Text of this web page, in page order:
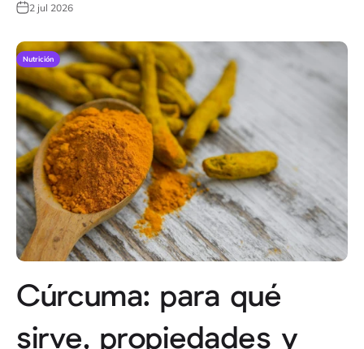
2 jul 2026
Nutrición
Cúrcuma: para qué
sirve, propiedades y